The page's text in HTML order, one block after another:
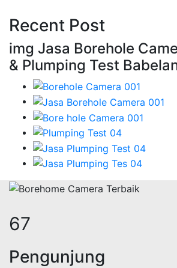
Recent Post
img Jasa Borehole
& Plumping Test
81
Pengunjung